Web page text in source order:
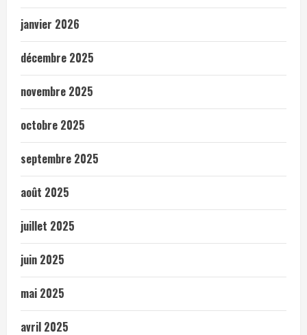
janvier 2026
décembre 2025
novembre 2025
octobre 2025
septembre 2025
août 2025
juillet 2025
juin 2025
mai 2025
avril 2025